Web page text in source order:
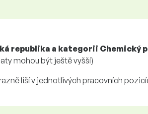
republika a kategorii Chemický
mohou být ještě vyšší)
liší v jednotlivých pracovních